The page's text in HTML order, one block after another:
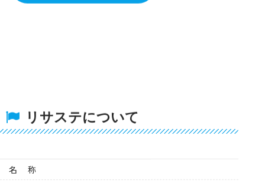
リサステについて
名 称